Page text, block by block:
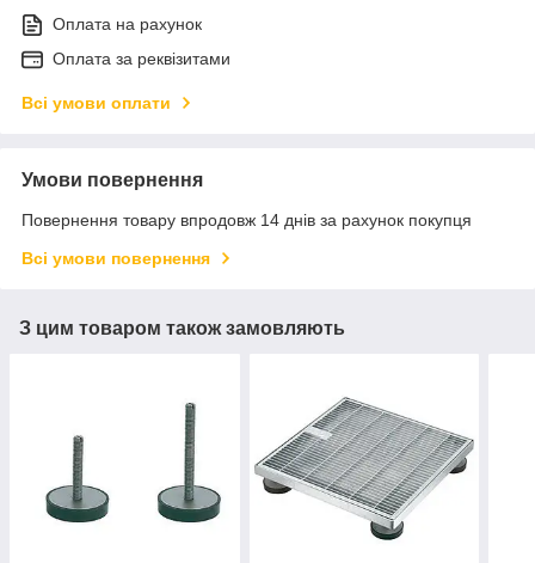
Оплата на рахунок
Оплата за реквізитами
Всі умови оплати
Умови повернення
Повернення товару впродовж 14 днів за рахунок покупця
Всі умови повернення
З цим товаром також замовляють